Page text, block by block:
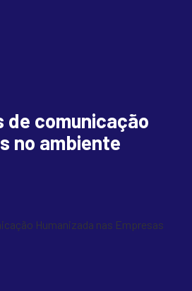
de comunicação
no ambiente